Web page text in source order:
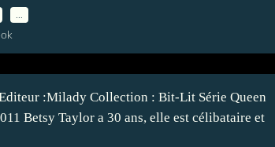
:Milady Collection : Bit-Lit Série Queen
Betsy Taylor a 30 ans, elle est célibataire et